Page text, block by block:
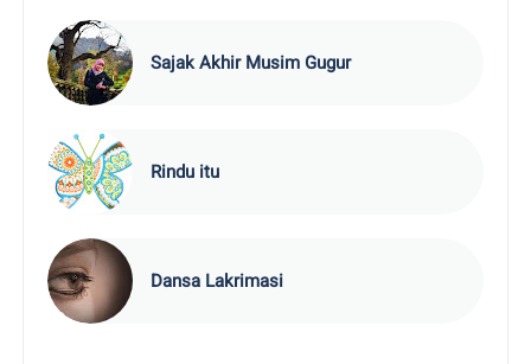
Sajak Akhir Musim Gugur
Rindu itu
Dansa Lakrimasi